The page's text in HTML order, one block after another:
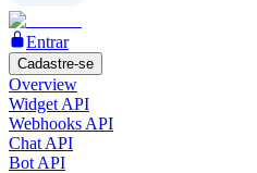
Entrar
Cadastre-se
Overview
Widget API
Webhooks API
Chat API
Bot API